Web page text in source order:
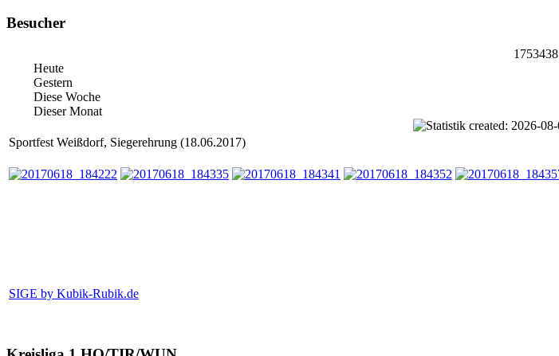
Besucher
1753438
Heute
Gestern
Diese Woche
Dieser Monat
Sportfest Weißdorf, Siegerehrung (18.06.2017)
SIGE by Kubik-Rubik.de